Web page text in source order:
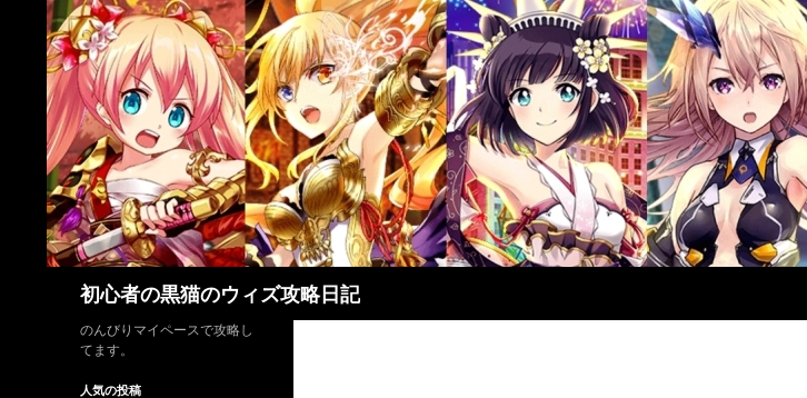
初心者の黒猫のウィズ攻略日記
のんびりマイペースで攻略し
てます。
人気の投稿